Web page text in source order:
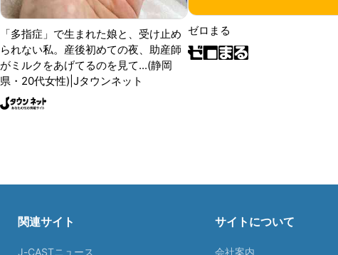
「多指症」で生まれた娘と、受け止め
られない私。産後初めての夜、助産師
がミルクをあげてるのを見て...(静岡
県・20代女性)|Jタウンネット
ゼロまる
関連サイト
J-CASTニュース
サイトについて
会社案内